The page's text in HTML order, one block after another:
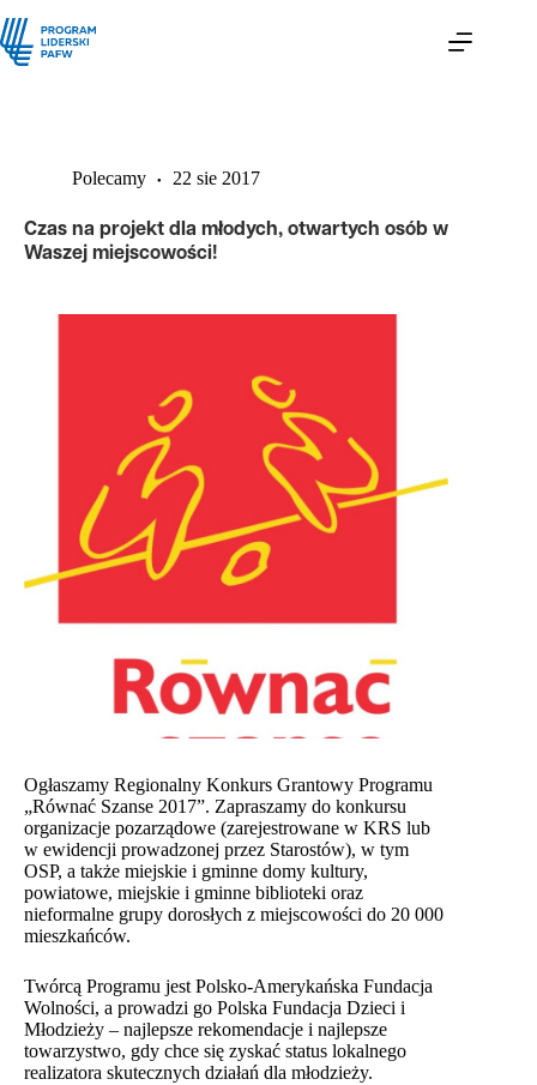
Polecamy 22 sie 2017
Czas na projekt dla młodych, otwartych osób w
Waszej miejscowości!
Ogłaszamy Regionalny Konkurs Grantowy Programu
„Równać Szanse 2017”. Zapraszamy do konkursu
organizacje pozarządowe (zarejestrowane w KRS lub
w ewidencji prowadzonej przez Starostów), w tym
OSP, a także miejskie i gminne domy kultury,
powiatowe, miejskie i gminne biblioteki oraz
nieformalne grupy dorosłych z miejscowości do 20 000
mieszkańców.
Twórcą Programu jest Polsko-Amerykańska Fundacja
Wolności, a prowadzi go Polska Fundacja Dzieci i
Młodzieży – najlepsze rekomendacje i najlepsze
towarzystwo, gdy chce się zyskać status lokalnego
realizatora skutecznych działań dla młodzieży.